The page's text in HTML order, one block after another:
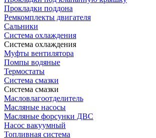
Прокладки поддона
Ремкомплекты двигателя
Сальники
Система охлаждения
Система охлаждения
Муфты вентилятора
Помпы водяные
Термостаты
Система смазки
Система смазки
Масловлагоотделитель
Масляные насосы
Масляные форсунки ДВС
Насос вакуумный
Топливная система